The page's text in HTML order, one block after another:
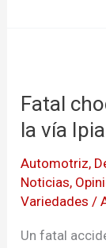
Fatal
la vía
Automotriz,
Noticias,
Variedades /
Un fatal
dejó
tres
en
la
Ipiales-